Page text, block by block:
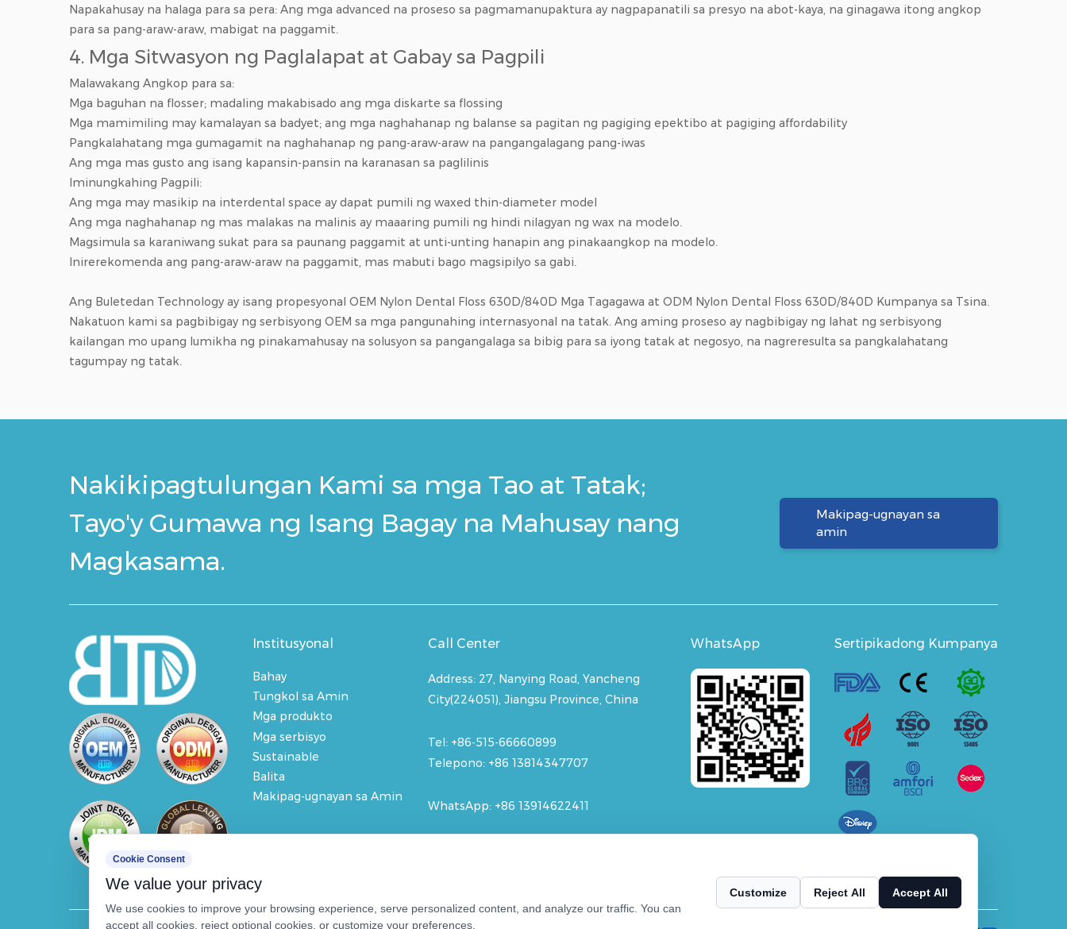
Napakahusay na halaga para sa pera: Ang mga advanced na proseso sa pagmamanupaktura ay nagpapanatili sa presyo na abot-kaya, na ginagawa itong angkop
para sa pang-araw-araw, mabigat na paggamit.
4. Mga Sitwasyon ng Paglalapat at Gabay sa Pagpili
Malawakang Angkop para sa:
Mga baguhan na flosser; madaling makabisado ang mga diskarte sa flossing
Mga mamimiling may kamalayan sa badyet; ang mga naghahanap ng balanse sa pagitan ng pagiging epektibo at pagiging affordability
Pangkalahatang mga gumagamit na naghahanap ng pang-araw-araw na pangangalagang pang-iwas
Ang mga mas gusto ang isang kapansin-pansin na karanasan sa paglilinis
Iminungkahing Pagpili:
Ang mga may masikip na interdental space ay dapat pumili ng waxed thin-diameter model
Ang mga naghahanap ng mas malakas na malinis ay maaaring pumili ng hindi nilagyan ng wax na modelo.
Magsimula sa karaniwang sukat para sa paunang paggamit at unti-unting hanapin ang pinakaangkop na modelo.
Inirerekomenda ang pang-araw-araw na paggamit, mas mabuti bago magsipilyo sa gabi.
Ang Buletedan Technology ay isang propesyonal OEM Nylon Dental Floss 630D/840D Mga Tagagawa at ODM Nylon Dental Floss 630D/840D Kumpanya sa Tsina.
Nakatuon kami sa pagbibigay ng serbisyong OEM sa mga pangunahing internasyonal na tatak. Ang aming proseso ay nagbibigay ng lahat ng serbisyong
kailangan mo upang lumikha ng pinakamahusay na solusyon sa pangangalaga sa bibig para sa iyong tatak at negosyo, na nagreresulta sa pangkalahatang
tagumpay ng tatak.
Nakikipagtulungan Kami sa mga Tao at Tatak;
Tayo'y Gumawa ng Isang Bagay na Mahusay nang
Magkasama.
Makipag-ugnayan sa
amin
Institusyonal
Bahay
Tungkol sa Amin
Mga produkto
Mga serbisyo
Sustainable
Balita
Makipag-ugnayan sa Amin
Call Center
Address: 27, Nanying Road, Yancheng
City(224051), Jiangsu Province, China
Tel: +86-515-66660899
Telepono: +86 13814347707
WhatsApp: +86 13914622411
WhatsApp Sertipikadong Kumpanya
Cookie Consent
We value your privacy
We use cookies to improve your browsing experience, serve personalized content, and analyze our traffic. You can
accept all cookies, reject optional cookies, or customize your preferences.
Customize Reject All Accept All